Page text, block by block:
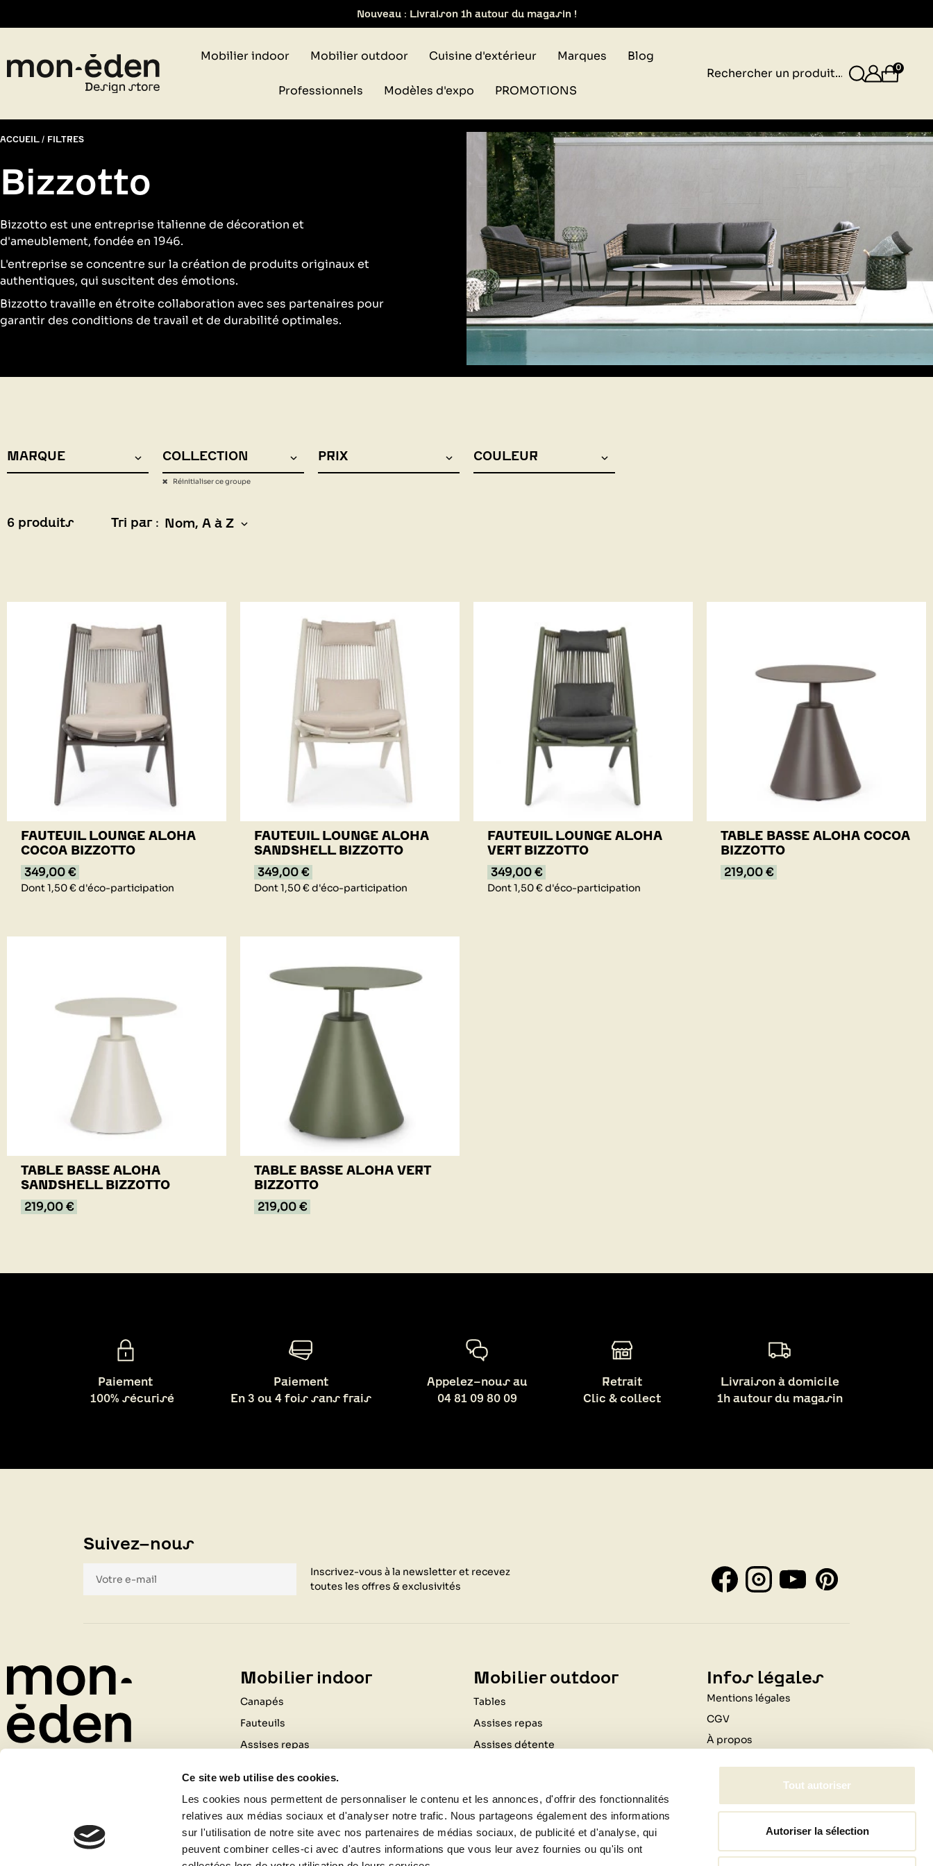
Ce site web utilise des cookies.
Les cookies nous permettent de personnaliser le contenu et les annonces, d'offrir des fonctionnalités
relatives aux médias sociaux et d'analyser notre trafic. Nous partageons également des informations
sur l'utilisation de notre site avec nos partenaires de médias sociaux, de publicité et d'analyse, qui
peuvent combiner celles-ci avec d'autres informations que vous leur avez fournies ou qu'ils ont
Tout autoriser
Autoriser la sélection
Retrait de votre commande dans notre design store de Lyon-Brignais
Mobilier indoor Mobilier outdoor Cuisine d'extérieur Marques Blog
Professionnels Modèles d'expo PROMOTIONS
0
ACCUEIL FILTRES
Bizzotto
Bizzotto est une entreprise italienne de décoration et
d'ameublement, fondée en 1946.
L'entreprise se concentre sur la création de produits originaux et
authentiques, qui suscitent des émotions.
Bizzotto travaille en étroite collaboration avec ses partenaires pour
garantir des conditions de travail et de durabilité optimales.
6 produits
MARQUE COLLECTION
Réinitialiser ce groupe
PRIX COULEUR
Tri par : Nom, A à Z
FAUTEUIL LOUNGE ALOHA
COCOA BIZZOTTO
349,00 €
Dont 1,50 € d'éco-participation
FAUTEUIL LOUNGE ALOHA
SANDSHELL BIZZOTTO
349,00 €
Dont 1,50 € d'éco-participation
FAUTEUIL LOUNGE ALOHA
VERT BIZZOTTO
349,00 €
Dont 1,50 € d'éco-participation
TABLE BASSE ALOHA COCOA
BIZZOTTO
219,00 €
TABLE BASSE ALOHA
SANDSHELL BIZZOTTO
219,00 €
TABLE BASSE ALOHA VERT
BIZZOTTO
219,00 €
Paiement
100% sécurisé
Paiement
En 3 ou 4 fois sans frais
Appelez-nous au
04 81 09 80 09
Retrait
Clic & collect
Livraison à domicile
1h autour du magasin
Suivez-nous
Inscrivez-vous à la newsletter et recevez
toutes les offres & exclusivités
04 81 09 80 09
Mobilier indoor
Canapés
Fauteuils
Assises repas
Bureaux
Luminaires
Tapis
Mobilier outdoor
Tables
Assises repas
Assises détente
Cuisine d'extérieur
Chauffages d'extérieur
Infos légales
Mentions légales
CGV
À propos
Professionnels